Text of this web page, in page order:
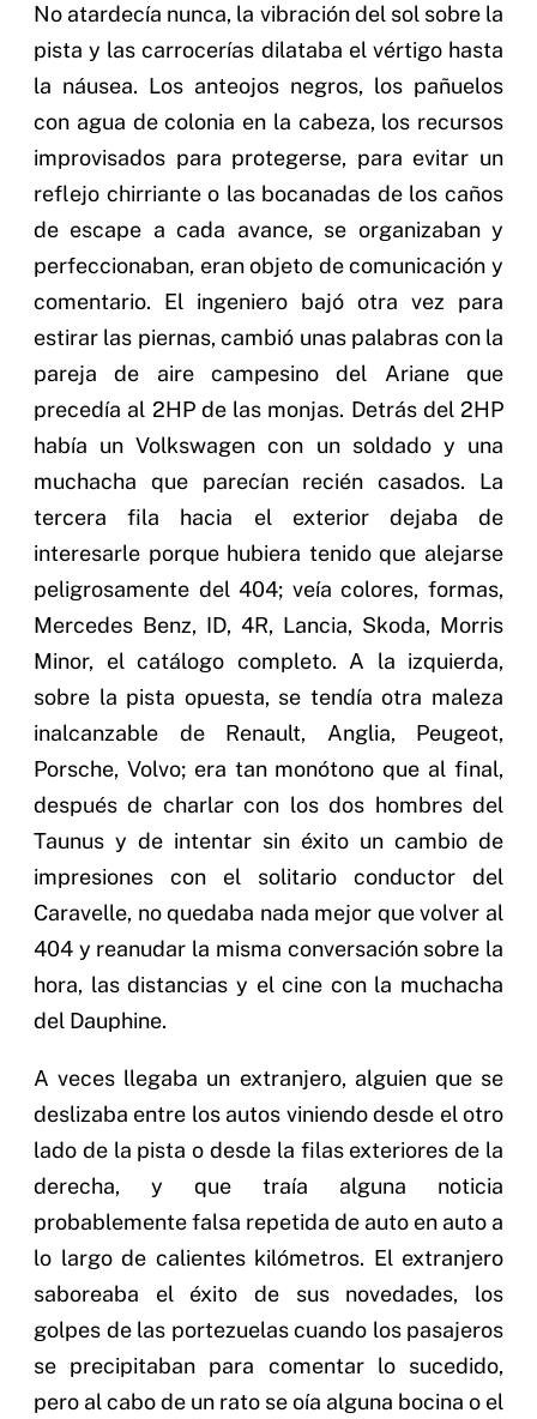
No atardecía nunca, la vibración del sol sobre la
pista y las carrocerías dilataba el vértigo hasta
la náusea. Los anteojos negros, los pañuelos
con agua de colonia en la cabeza, los recursos
improvisados para protegerse, para evitar un
reflejo chirriante o las bocanadas de los caños
de escape a cada avance, se organizaban y
perfeccionaban, eran objeto de comunicación y
comentario. El ingeniero bajó otra vez para
estirar las piernas, cambió unas palabras con la
pareja de aire campesino del Ariane que
precedía al 2HP de las monjas. Detrás del 2HP
había un Volkswagen con un soldado y una
muchacha que parecían recién casados. La
tercera fila hacia el exterior dejaba de
interesarle porque hubiera tenido que alejarse
peligrosamente del 404; veía colores, formas,
Mercedes Benz, ID, 4R, Lancia, Skoda, Morris
Minor, el catálogo completo. A la izquierda,
sobre la pista opuesta, se tendía otra maleza
inalcanzable de Renault, Anglia, Peugeot,
Porsche, Volvo; era tan monótono que al final,
después de charlar con los dos hombres del
Taunus y de intentar sin éxito un cambio de
impresiones con el solitario conductor del
Caravelle, no quedaba nada mejor que volver al
404 y reanudar la misma conversación sobre la
hora, las distancias y el cine con la muchacha
del Dauphine.
A veces llegaba un extranjero, alguien que se
deslizaba entre los autos viniendo desde el otro
lado de la pista o desde la filas exteriores de la
derecha, y que traía alguna noticia
probablemente falsa repetida de auto en auto a
lo largo de calientes kilómetros. El extranjero
saboreaba el éxito de sus novedades, los
golpes de las portezuelas cuando los pasajeros
se precipitaban para comentar lo sucedido,
pero al cabo de un rato se oía alguna bocina o el